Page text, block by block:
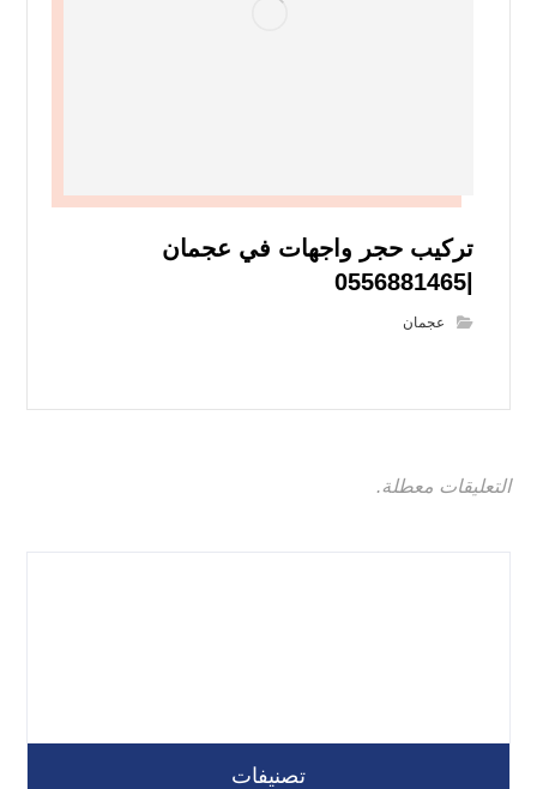
تركيب حجر واجهات في عجمان
|0556881465
عجمان
التعليقات معطلة.
تصنيفات